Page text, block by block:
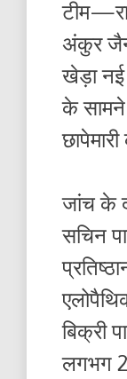
अंकुर
खेड़ा नई
के
जांच के
सचिन
बिक्री
लगभग